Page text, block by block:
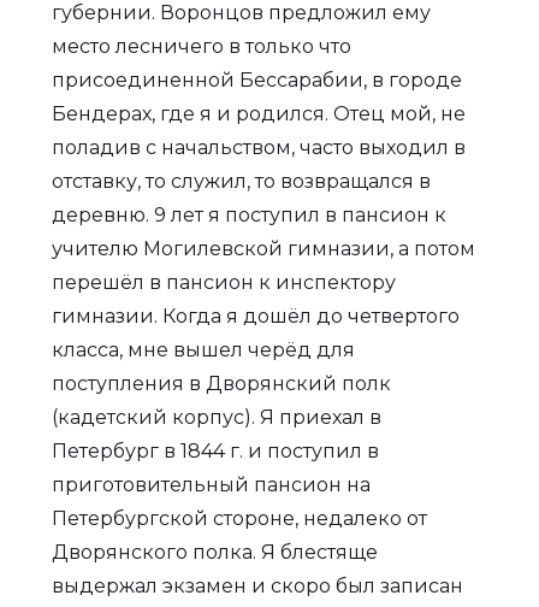
губернии. Воронцов предложил ему
место лесничего в только что
присоединенной Бессарабии, в городе
Бендерах, где я и родился. Отец мой, не
поладив с начальством, часто выходил в
отставку, то служил, то возвращался в
деревню. 9 лет я поступил в пансион к
учителю Могилевской гимназии, а потом
перешёл в пансион к инспектору
гимназии. Когда я дошёл до четвертого
класса, мне вышел черёд для
поступления в Дворянский полк
(кадетский корпус). Я приехал в
Петербург в 1844 г. и поступил в
приготовительный пансион на
Петербургской стороне, недалеко от
Дворянского полка. Я блестяще
выдержал экзамен и скоро был записан